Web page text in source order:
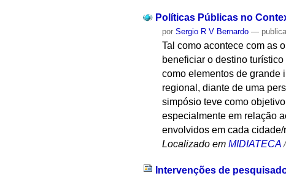
Políticas Públicas no
porSergio R V Bernardo —
Tal como acontece com as
beneficiar o destino
como elementos de grande
regional, diante de uma
simpósio teve como
especialmente em relação
envolvidos em cada cidade/
Localizado em MIDIATECA
Intervenções de